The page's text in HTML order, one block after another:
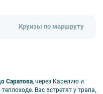
Круизы по маршруту
Саратова, через Карелию и
Вас встретят у трапа,